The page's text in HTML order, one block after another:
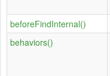
beforeFindInternal()
behaviors()